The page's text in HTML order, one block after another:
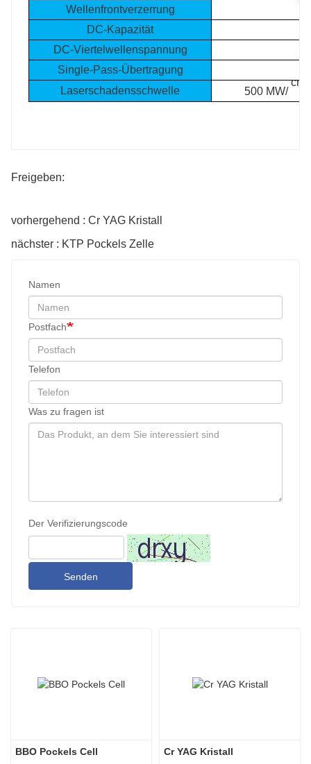
Wellenfrontverzerrung
DC-Kapazität
DC-Viertelwellenspannung
Single-Pass-Übertragung
Laserschadensschwelle
500 MW/
cm²
Freigeben:
vorhergehend : Cr YAG Kristall
nächster : KTP Pockels Zelle
Namen
Postfach
Telefon
Was zu fragen ist
Der Verifizierungscode
Senden
BBO Pockels Cell Cr YAG Kristall